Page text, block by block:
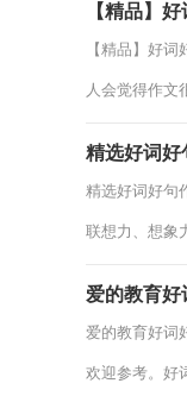
【精品】
【精品】好
人会觉得作文
精选好词好
精选好词好句
联想力、想象
爱的教育好
爱的教育好词
欢迎参考。好